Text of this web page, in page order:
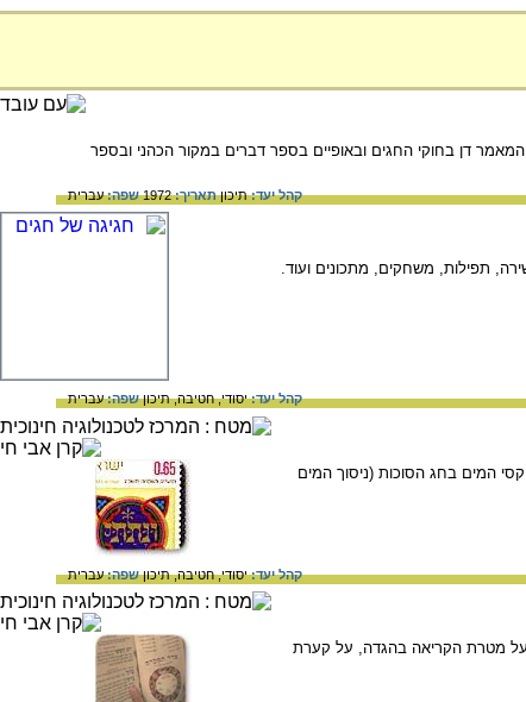
דן בחוקי החגים ובאופיים בספר דברים במקור הכהני ובספר
קהל יעד:תיכוןתאריך:1972 שפה:עברית
תפילות, משחקים, מתכונים ועוד.
קהל יעד:יסודי,חטיבה,תיכוןשפה:עברית
המים בחג הסוכות (ניסוך המים
קהל יעד:יסודי,חטיבה,תיכוןשפה:עברית
על מטרת הקריאה בהגדה, על קערת